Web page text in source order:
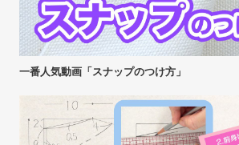
一番人気動画「スナップのつけ方」